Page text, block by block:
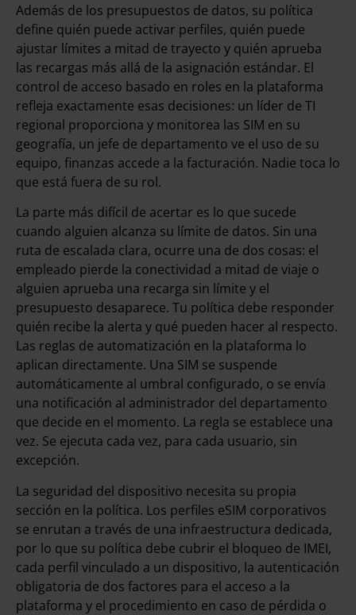
Además de los presupuestos de datos, su política
define quién puede activar perfiles, quién puede
ajustar límites a mitad de trayecto y quién aprueba
las recargas más allá de la asignación estándar. El
control de acceso basado en roles en la plataforma
refleja exactamente esas decisiones: un líder de TI
regional proporciona y monitorea las SIM en su
geografía, un jefe de departamento ve el uso de su
equipo, finanzas accede a la facturación. Nadie toca lo
que está fuera de su rol.
La parte más difícil de acertar es lo que sucede
cuando alguien alcanza su límite de datos. Sin una
ruta de escalada clara, ocurre una de dos cosas: el
empleado pierde la conectividad a mitad de viaje o
alguien aprueba una recarga sin límite y el
presupuesto desaparece. Tu política debe responder
quién recibe la alerta y qué pueden hacer al respecto.
Las reglas de automatización en la plataforma lo
aplican directamente. Una SIM se suspende
automáticamente al umbral configurado, o se envía
una notificación al administrador del departamento
que decide en el momento. La regla se establece una
vez. Se ejecuta cada vez, para cada usuario, sin
excepción.
La seguridad del dispositivo necesita su propia
sección en la política. Los perfiles eSIM corporativos
se enrutan a través de una infraestructura dedicada,
por lo que su política debe cubrir el bloqueo de IMEI,
cada perfil vinculado a un dispositivo, la autenticación
obligatoria de dos factores para el acceso a la
plataforma y el procedimiento en caso de pérdida o